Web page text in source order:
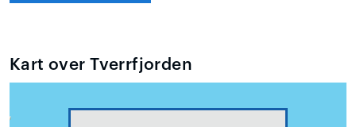
Kart over Tverrfjorden